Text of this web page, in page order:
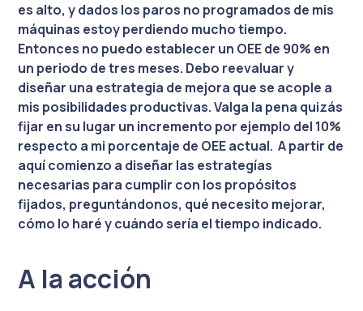
es alto, y dados los paros no programados de mis
máquinas estoy perdiendo mucho tiempo.
Entonces no puedo establecer un OEE de 90% en
un periodo de tres meses. Debo reevaluar y
diseñar una estrategia de mejora que se acople a
mis posibilidades productivas. Valga la pena quizás
fijar en su lugar un incremento por ejemplo del 10%
respecto a mi porcentaje de OEE actual. A partir de
aquí comienzo a diseñar las estrategías
necesarias para cumplir con los propósitos
fijados, preguntándonos, qué necesito mejorar,
cómo lo haré y cuándo sería el tiempo indicado.
A la acción